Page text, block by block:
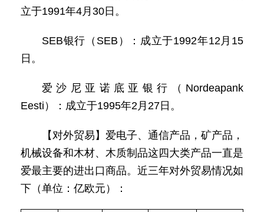
立于1991年4月30日。
SEB银行（SEB）：成立于1992年12月15
日。
爱沙尼亚诺底亚银行（Nordeapank
Eesti）：成立于1995年2月27日。
【对外贸易】爱电子、通信产品，矿产品，
机械设备和木材、木质制品这四大类产品一直是
爱最主要的进出口商品。近三年对外贸易情况如
下（单位：亿欧元）：